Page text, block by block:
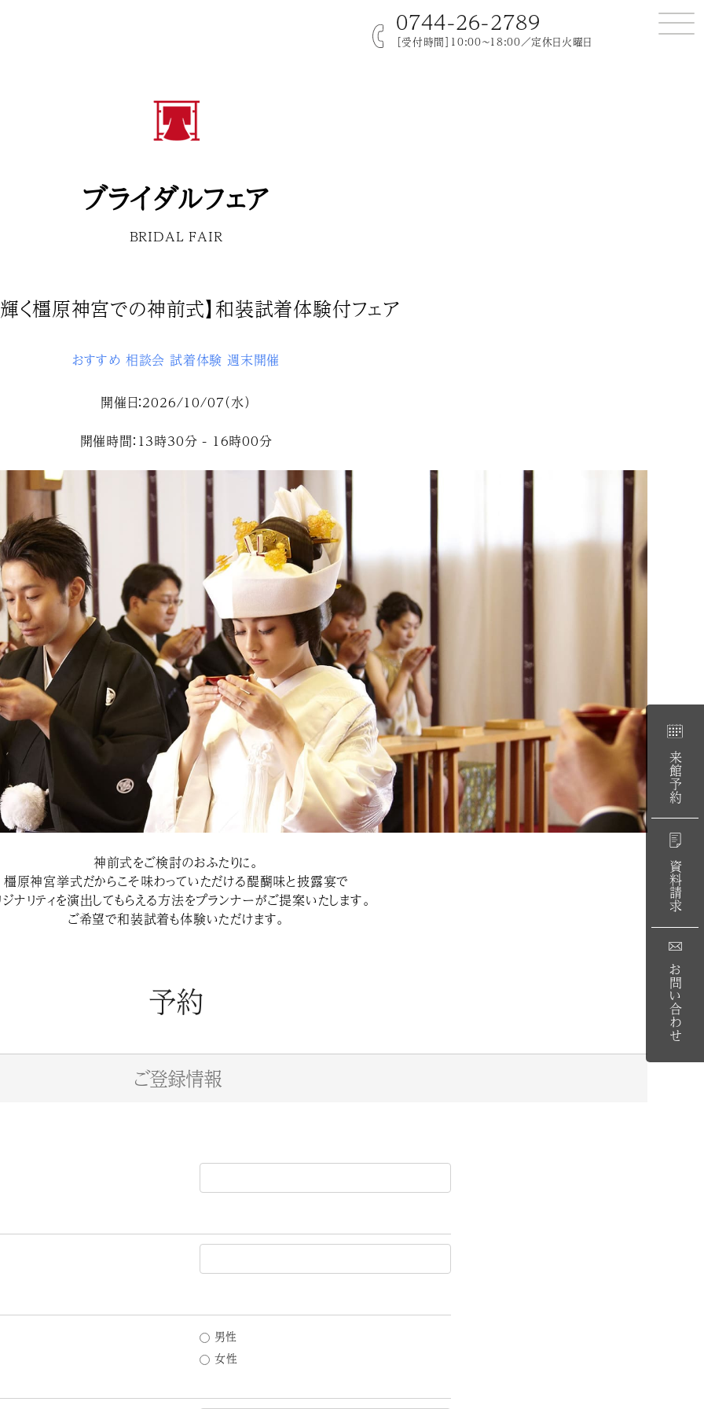
0744-26-2789
［受付時間］10:00～18:00／定休日火曜日
来館予約
資料請求
お問い合わせ
ブライダルフェア
BRIDAL FAIR
く橿原神宮での神前式】和装試着体験付フェア
おすすめ 相談会 試着体験 週末開催
開催日：2026/10/07（水）
開催時間：13時30分 - 16時00分
神前式をご検討のおふたりに。
橿原神宮挙式だからこそ味わっていただける醍醐味と披露宴で
ジナリティを演出してもらえる方法をプランナーがご提案いたします。
ご希望で和装試着も体験いただけます。
予約
ご登録情報
男性
女性